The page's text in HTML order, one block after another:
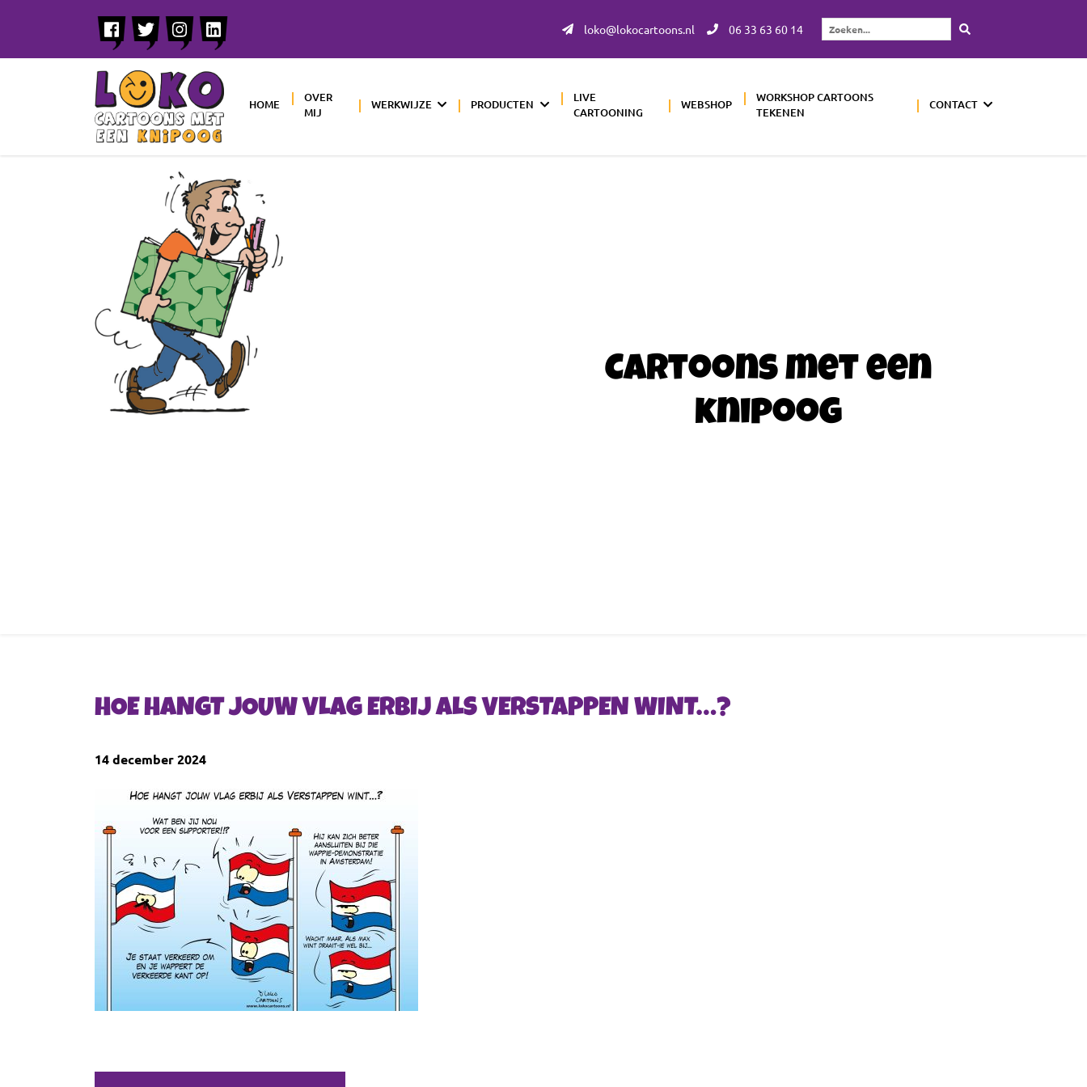
loko@lokocartoons.nl 06 33 63 60 14
Zoeken...
HOME
OVER
MIJ
WERKWIJZE PRODUCTEN
LIVE
CARTOONING
WEBSHOP
WORKSHOP CARTOONS
TEKENEN
CONTACT
Cartoons met een
knipoog
HOE HANGT JOUW VLAG ERBIJ ALS VERSTAPPEN WINT…?
14 december 2024